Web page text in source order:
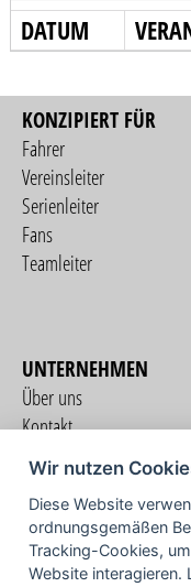
DATUM
KONZIPIERT FÜR
Fahrer
Vereinsleiter
Serienleiter
Fans
Teamleiter
UNTERNEHMEN
Über uns
Kontakt
Nutzungsbedingungen
Datenschutzerklärung
Impressum
Wir nutzen
Diese Website
ordnungsgemäßen
Tracking-Cookies,
Website interagieren.